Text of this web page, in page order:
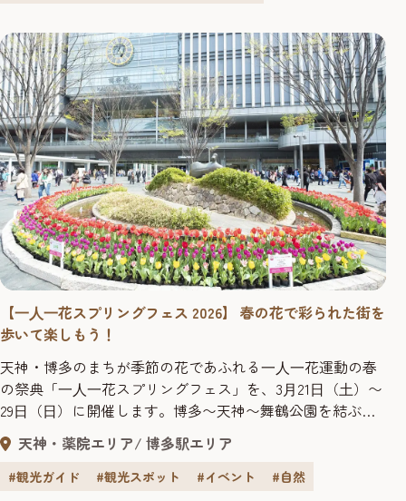
は、福岡の夜をゆっくりと、静か...
【⼀⼈⼀花スプリングフェス 2026】 春の花で彩られた街を
歩いて楽しもう！
天神・博多のまちが季節の花であふれる⼀⼈⼀花運動の春
の祭典「⼀⼈⼀花スプリングフェス」を、3⽉21⽇（⼟）〜
29⽇（⽇）に開催します。博多〜天神〜舞鶴公園を結ぶ歩
道や、その周辺スポットが、⼩学校や地域、企業、ボラン
ティア団体のみなさんが植えつけた5万本のチューリップを
はじめとする⾊鮮やかな花々で彩られ、まち全体が花であ
天神・薬院エリア 博多駅エリア
#観光ガイド #観光スポット #イベント #自然